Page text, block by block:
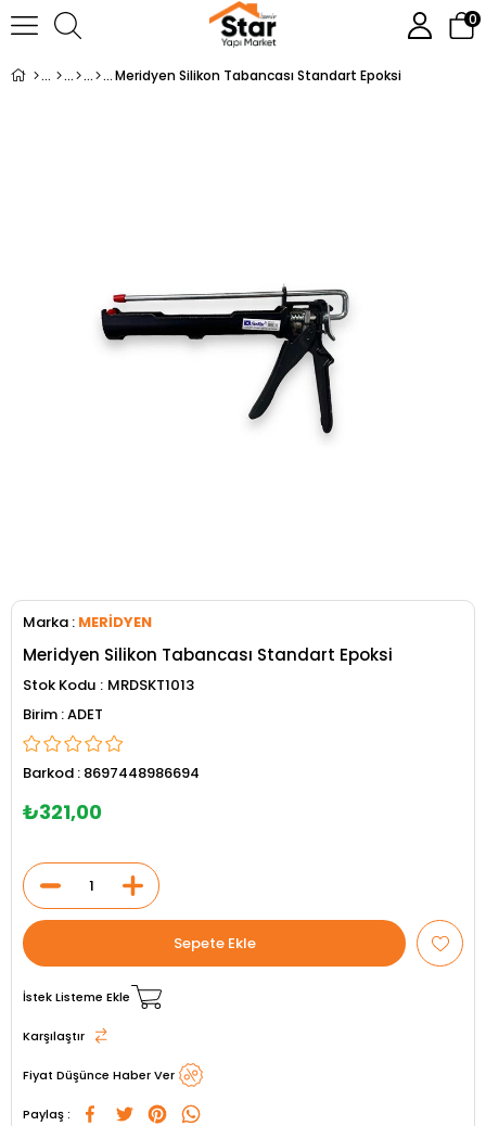
0
Meridyen Silikon Tabancası Standart Epoksi
Marka : MERİDYEN
Meridyen Silikon Tabancası Standart Epoksi
Stok Kodu
MRDSKT1013
ADET
Barkod : 8697448986694
₺321,00
İstek Listeme Ekle
Karşılaştır
Fiyat Düşünce Haber Ver
Paylaş :